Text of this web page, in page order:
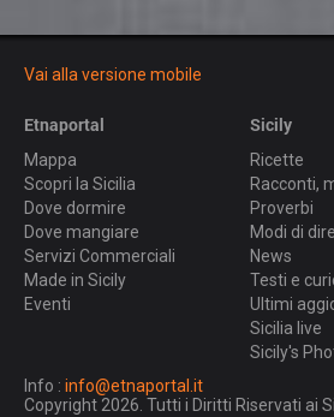
Vai alla versione mobile
Etnaportal
Mappa
Scopri la Sicilia
Dove dormire
Dove mangiare
Servizi Commerciali
Made in Sicily
Eventi
Sicily
Ricette
Racconti,
Proverbi
Modi di dire
News
Testi e
Ultimi
Sicilia live
Sicily's
Info : info@etnaportal.it
Copyright 2026. Tutti i Diritti Riservati ai